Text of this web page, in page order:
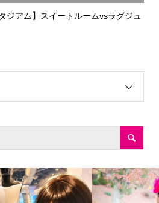
ジアム】スイートルームvsラグジュ